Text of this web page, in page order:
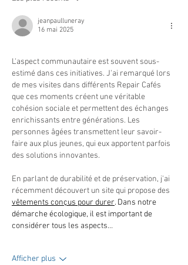
jeanpaulluneray
16 mai 2025
L'aspect communautaire est souvent sous-
estimé dans ces initiatives. J'ai remarqué lors
de mes visites dans différents Repair Cafés
que ces moments créent une véritable
cohésion sociale et permettent des échanges
enrichissants entre générations. Les
personnes âgées transmettent leur savoir-
faire aux plus jeunes, qui eux apportent parfois
des solutions innovantes.
En parlant de durabilité et de préservation, j'ai
récemment découvert un site qui propose des
vêtements conçus pour durer. Dans notre
démarche écologique, il est important de
considérer tous les aspects…
Afficher plus